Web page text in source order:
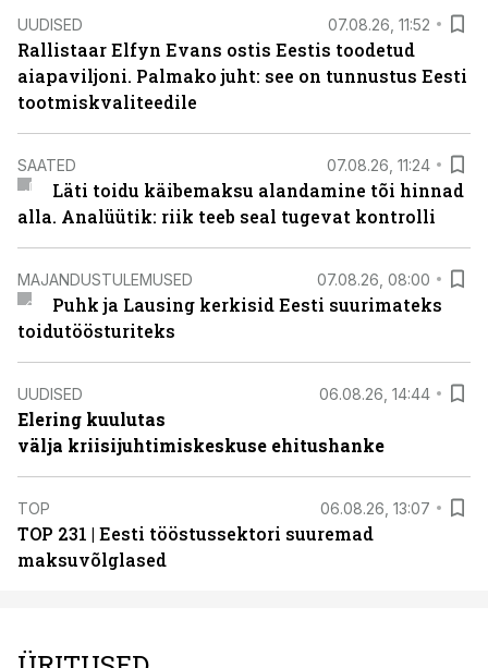
UUDISED 07.08.26, 11:52
Rallistaar Elfyn Evans ostis Eestis toodetud
aiapaviljoni. Palmako juht: see on tunnustus Eesti
tootmiskvaliteedile
SAATED 07.08.26, 11:24
Läti toidu käibemaksu alandamine tõi hinnad
alla. Analüütik: riik teeb seal tugevat kontrolli
MAJANDUSTULEMUSED 07.08.26, 08:00
Puhk ja Lausing kerkisid Eesti suurimateks
toidutöösturiteks
UUDISED 06.08.26, 14:44
Elering kuulutas
välja kriisijuhtimiskeskuse ehitushanke
TOP 06.08.26, 13:07
TOP 231 | Eesti tööstussektori suuremad
maksuvõlglased